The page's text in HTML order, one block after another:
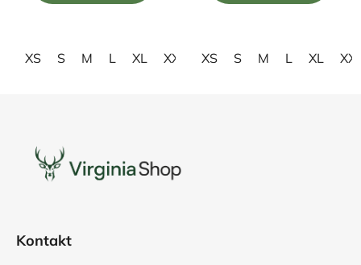
XS S M L XL XXL 3XL
XS S M L XL
Kontakt